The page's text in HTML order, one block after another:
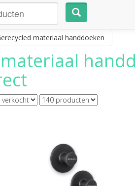
materiaal handdoeken